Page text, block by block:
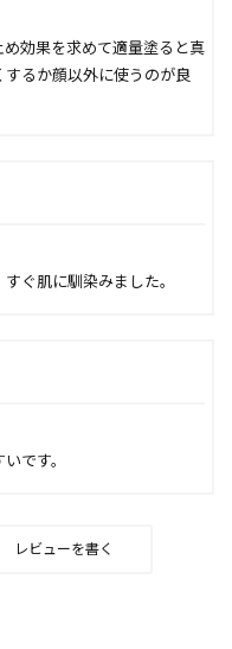
効果を求めて適量塗ると真
るか顔以外に使うのが良
ぐ肌に馴染みました。
です。
レビューを書く